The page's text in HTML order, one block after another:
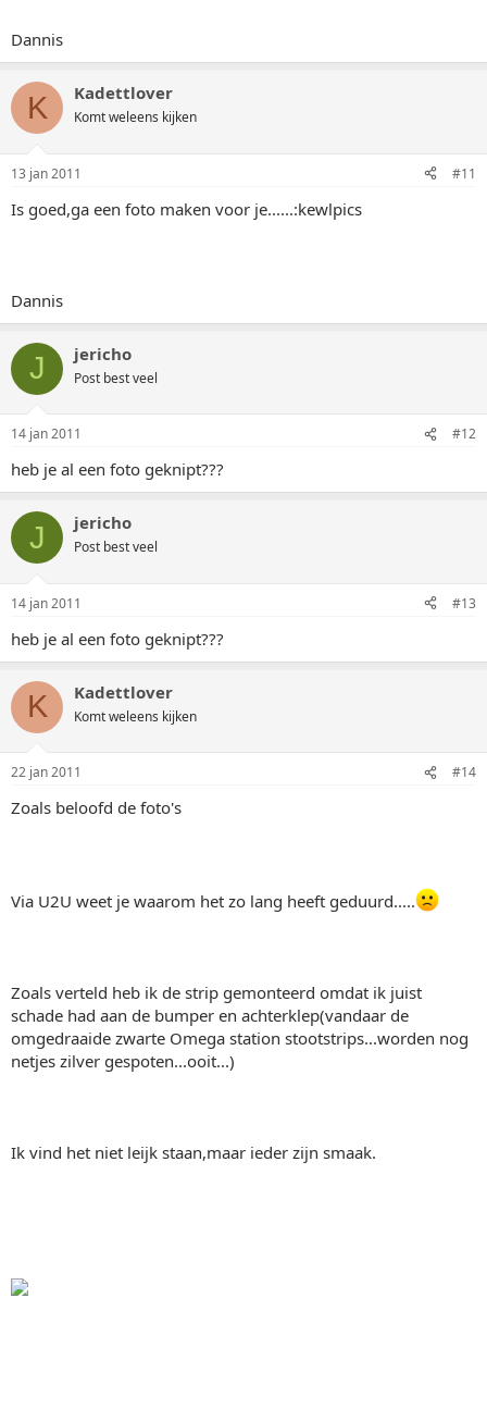
Dannis
K Kadettlover
Komt weleens kijken
13 jan 2011 #11
Is goed,ga een foto maken voor je......:kewlpics
Dannis
J jericho
Post best veel
14 jan 2011 #12
heb je al een foto geknipt???
J jericho
Post best veel
14 jan 2011 #13
heb je al een foto geknipt???
K Kadettlover
Komt weleens kijken
22 jan 2011 #14
Zoals beloofd de foto's
Via U2U weet je waarom het zo lang heeft geduurd.....
Zoals verteld heb ik de strip gemonteerd omdat ik juist
schade had aan de bumper en achterklep(vandaar de
omgedraaide zwarte Omega station stootstrips...worden nog
netjes zilver gespoten...ooit...)
Ik vind het niet leijk staan,maar ieder zijn smaak.